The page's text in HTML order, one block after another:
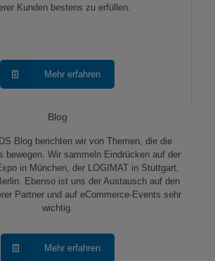
Kunden bestens zu erfüllen.
Mehr erfahren
Blog
Blog berichten wir von Themen, die die
bewegen. Wir sammeln Eindrücken auf der
in München, der LOGIMAT in Stuttgart,
Ebenso ist uns der Austausch auf den
Partner und auf eCommerce-Events sehr
wichtig.
Mehr erfahren